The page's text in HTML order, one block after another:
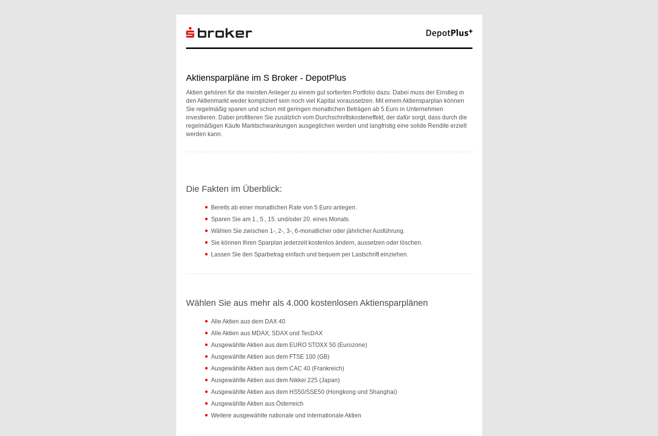
Aktiensparpläne im S Broker - DepotPlus
Aktien gehören für die meisten Anleger zu einem gut sortierten Portfolio dazu. Dabei muss der Einstieg in
den Aktienmarkt weder kompliziert sein noch viel Kapital voraussetzen. Mit einem Aktiensparplan können
Sie regelmäßig sparen und schon mit geringen monatlichen Beträgen ab 5 Euro in Unternehmen
investieren. Dabei profitieren Sie zusätzlich vom Durchschnittskosteneffekt, der dafür sorgt, dass durch die
regelmäßigen Käufe Marktschwankungen ausgeglichen werden und langfristig eine solide Rendite erzielt
werden kann.
Die Fakten im Überblick:
Bereits ab einer monatlichen Rate von 5 Euro anlegen.
Sparen Sie am 1., 5., 15. und/oder 20. eines Monats.
Wählen Sie zwischen 1-, 2-, 3-, 6-monatlicher oder jährlicher Ausführung.
Sie können Ihren Sparplan jederzeit kostenlos ändern, aussetzen oder löschen.
Lassen Sie den Sparbetrag einfach und bequem per Lastschrift einziehen.
Wählen Sie aus mehr als 4.000 kostenlosen Aktiensparplänen
Alle Aktien aus dem DAX 40
Alle Aktien aus MDAX, SDAX und TecDAX
Ausgewählte Aktien aus dem EURO STOXX 50 (Eurozone)
Ausgewählte Aktien aus dem FTSE 100 (GB)
Ausgewählte Aktien aus dem CAC 40 (Frankreich)
Ausgewählte Aktien aus dem Nikkei 225 (Japan)
Ausgewählte Aktien aus dem HS50/SSE50 (Hongkong und Shanghai)
Ausgewählte Aktien aus Österreich
Weitere ausgewählte nationale und internationale Aktien